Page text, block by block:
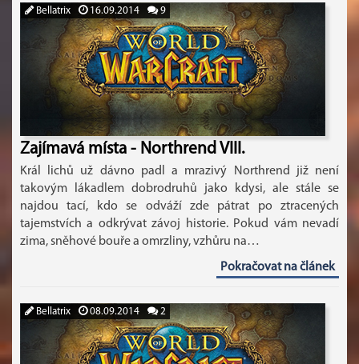
Bellatrix 16.09.2014 9
Zajímavá místa - Northrend VIII.
Král lichů už dávno padl a mrazivý Northrend již není
takovým lákadlem dobrodruhů jako kdysi, ale stále se
najdou tací, kdo se odváží zde pátrat po ztracených
tajemstvích a odkrývat závoj historie. Pokud vám nevadí
zima, sněhové bouře a omrzliny, vzhůru na…
Pokračovat na článek
Bellatrix 08.09.2014 2